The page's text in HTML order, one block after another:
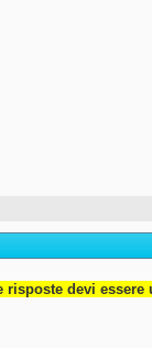
risposte devi essere